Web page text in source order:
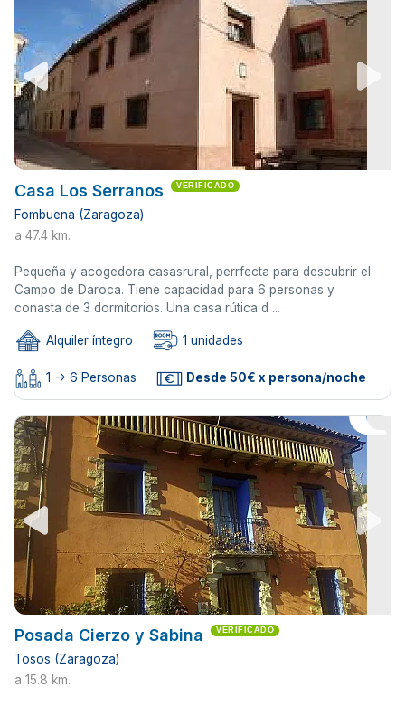
Casa Los Serranos VERIFICADO
Fombuena (Zaragoza)
a 47.4 km.
Pequeña y acogedora casasrural, perrfecta para descubrir el
Campo de Daroca. Tiene capacidad para 6 personas y
conasta de 3 dormitorios. Una casa rútica d ...
Alquiler íntegro 1 unidades
1 -> 6 Personas Desde 50€ x persona/noche
Posada Cierzo y Sabina VERIFICADO
Tosos (Zaragoza)
a 15.8 km.